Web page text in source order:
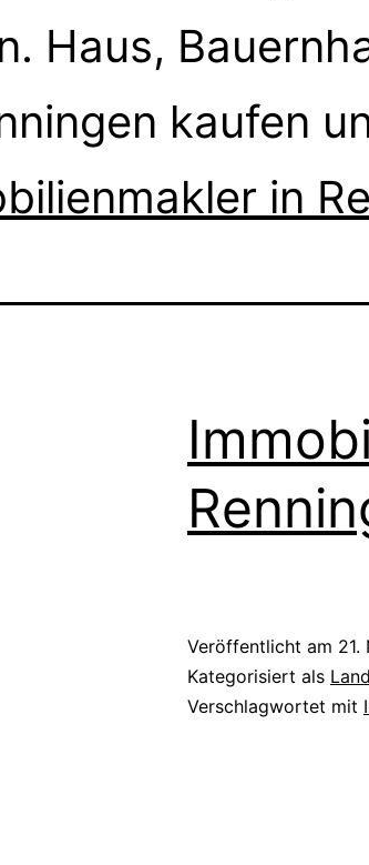
Haus,
kaufen
in
Veröffentlicht am 21.
Kategorisiert als
Verschlagwortet mit